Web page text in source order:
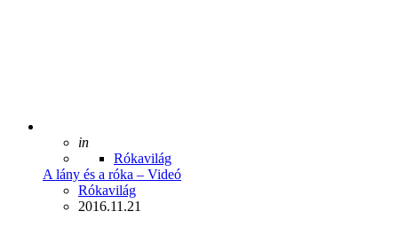
Posted
in
Rókavilág
A lány és a róka – Videó
Posted
Rókavilág
2016.11.21